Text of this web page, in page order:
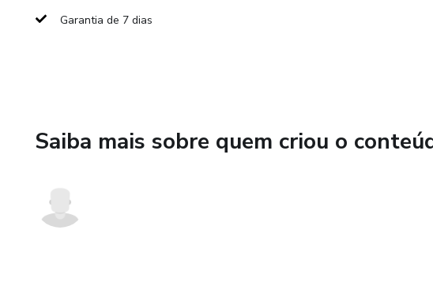
Planejamento financeiro
Garantia de 7 dias
Saiba mais sobre quem criou o